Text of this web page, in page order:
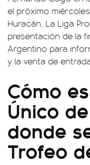
el próximo
Huracán. La Liga
presentación de la
Argentino para
y la venta de
Cómo
Único
donde
Trofeo